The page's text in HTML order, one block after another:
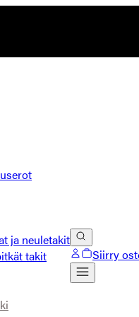
ja neuletakit
takit
Siirry